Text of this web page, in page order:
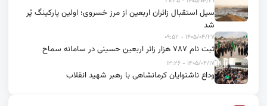
سیل استقبال زائران اربعین از مرز خسروی؛ اولین پارکینگ پُر
شد
۱۴۰۵/۰۴/۲۷ - ۰۹:۵۲
ثبت نام ۷۸۷ هزار زائر اربعین حسینی در سامانه سماح
۱۴۰۵/۰۴/۱۷ - ۱۳:۲۶
وداع ناشنوایان کرمانشاهی با رهبر شهید انقلاب